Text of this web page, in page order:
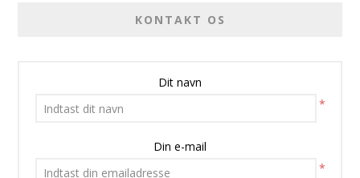
KONTAKT OS
Dit navn
*
Din e-mail
*